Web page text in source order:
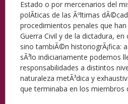
Estado o por mercenarios del
polÃ­ticas de las Ãºltimas
procedimientos penales que
Guerra Civil y de la dictadura,
sino tambiÃ©n historiogrÃ¡fica:
sÃ³lo indiciariamente podemos
responsabilidades a distintos
naturaleza metÃ³dica y
que terminaba en los miembros